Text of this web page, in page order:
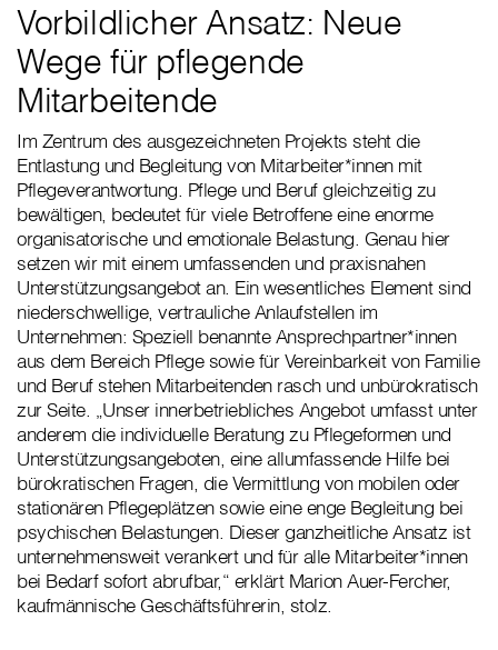
Vorbildlicher Ansatz: Neue
Wege für pflegende
Mitarbeitende
Im Zentrum des ausgezeichneten Projekts steht die
Entlastung und Begleitung von Mitarbeiter*innen mit
Pflegeverantwortung. Pflege und Beruf gleichzeitig zu
bewältigen, bedeutet für viele Betroffene eine enorme
organisatorische und emotionale Belastung. Genau hier
setzen wir mit einem umfassenden und praxisnahen
Unterstützungsangebot an. Ein wesentliches Element sind
niederschwellige, vertrauliche Anlaufstellen im
Unternehmen: Speziell benannte Ansprechpartner*innen
aus dem Bereich Pflege sowie für Vereinbarkeit von Familie
und Beruf stehen Mitarbeitenden rasch und unbürokratisch
zur Seite. „Unser innerbetriebliches Angebot umfasst unter
anderem die individuelle Beratung zu Pflegeformen und
Unterstützungsangeboten, eine allumfassende Hilfe bei
bürokratischen Fragen, die Vermittlung von mobilen oder
stationären Pflegeplätzen sowie eine enge Begleitung bei
psychischen Belastungen. Dieser ganzheitliche Ansatz ist
unternehmensweit verankert und für alle Mitarbeiter*innen
bei Bedarf sofort abrufbar,“ erklärt Marion Auer-Fercher,
kaufmännische Geschäftsführerin, stolz.